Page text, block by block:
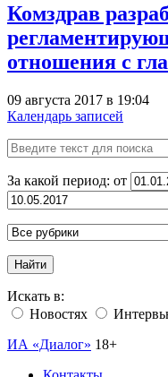
Комздрав
отношения с
09 августа 2017 в 19:04
Календарь записей
За какой период: от
Найти
Искать в:
Новостях
ИА «Диалог» 18+